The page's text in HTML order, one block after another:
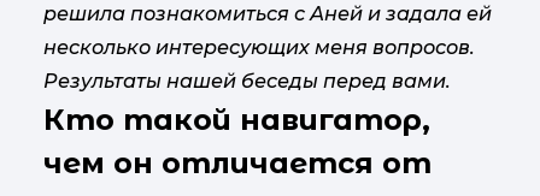
решила познакомиться с Аней и задала ей
несколько интересующих меня вопросов.
Результаты нашей беседы перед вами.
Кто такой навигатор,
чем он отличается от